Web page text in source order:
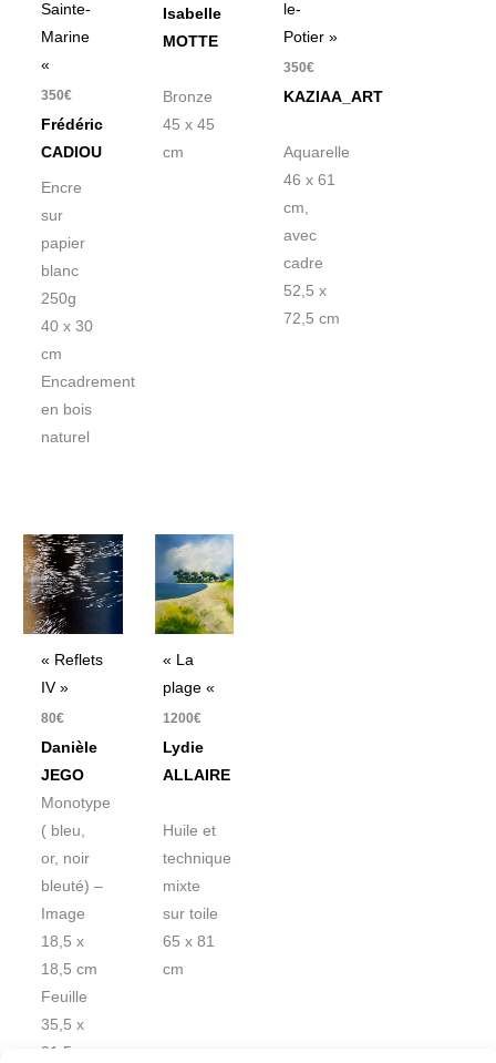
Sainte-
Marine
«
350€
Frédéric
CADIOU
Encre
sur
papier
blanc
250g
40 x 30
cm
Encadrement
en bois
naturel
Isabelle
MOTTE
Bronze
45 x 45
cm
le-
Potier »
350€
KAZIAA_ART
Aquarelle
46 x 61
cm,
avec
cadre
52,5 x
72,5 cm
« Reflets
IV »
80€
Danièle
JEGO
Monotype
( bleu,
or, noir
bleuté) –
Image
18,5 x
18,5 cm
Feuille
35,5 x
31,5
« La
plage «
1200€
Lydie
ALLAIRE
Huile et
technique
mixte
sur toile
65 x 81
cm